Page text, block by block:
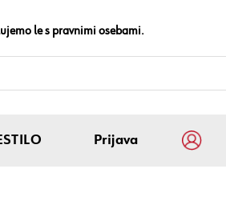
le s pravnimi osebami.
Prijava